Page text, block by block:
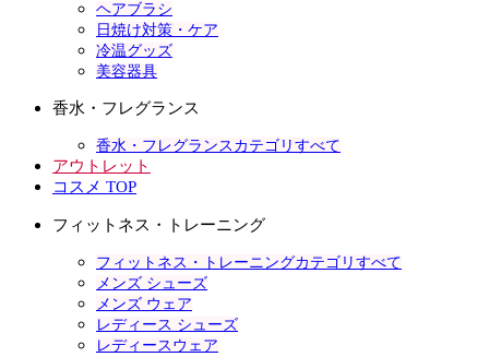
ヘアブラシ
日焼け対策・ケア
冷温グッズ
美容器具
香水・フレグランス
香水・フレグランスカテゴリすべて
アウトレット
コスメ TOP
フィットネス・トレーニング
フィットネス・トレーニングカテゴリすべて
メンズ シューズ
メンズ ウェア
レディース シューズ
レディースウェア